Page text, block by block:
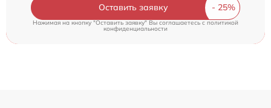
Оставить заявку
Нажимая на кнопку "Оставить заявку" Вы соглашаетесь cполитикой
конфиденциальности